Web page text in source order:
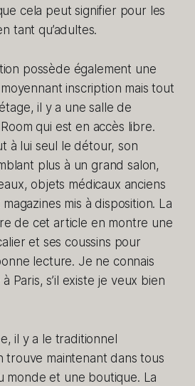
cela peut signifier pour les
tant qu’adultes.
possède également une
inscription mais tout
il y a une salle de
qui est en accès libre.
à lui seul le détour, son
plus à un grand salon,
objets médicaux anciens
mis à disposition. La
de cet article en montre une
et ses coussins pour
lecture. Je ne connais
Paris, s’il existe je veux bien
il y a le traditionnel
trouve maintenant dans tous
monde et une boutique. La